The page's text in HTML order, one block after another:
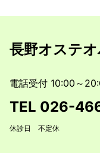
長野オステ
電話受付 10:00～
TEL 026-
休診日 不定休